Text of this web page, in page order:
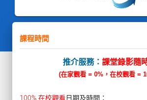
課程時間
推介服務： 課堂錄影隨
(在家觀看 = 0%，在校觀看 =
100% 在校觀看日期及時間：